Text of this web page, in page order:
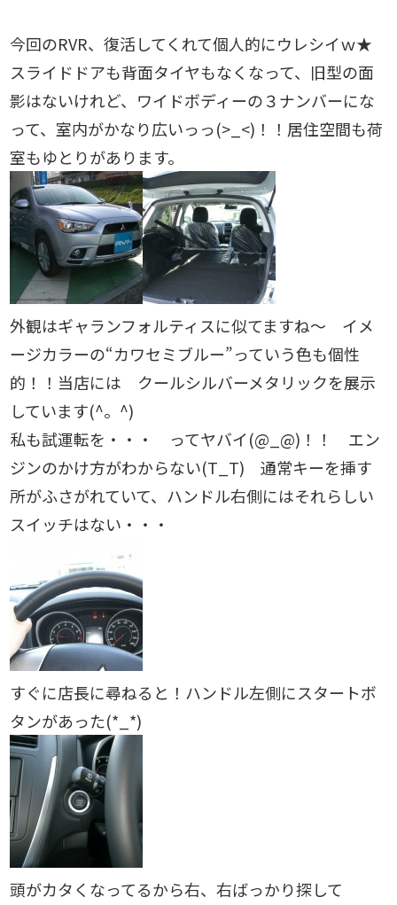
今回のRVR、復活してくれて個人的にウレシイｗ★
スライドドアも背面タイヤもなくなって、旧型の面
影はないけれど、ワイドボディーの３ナンバーにな
って、室内がかなり広いっっ(>_<)！！居住空間も荷
室もゆとりがあります。
外観はギャランフォルティスに似てますね～ イメ
ージカラーの“カワセミブルー”っていう色も個性
的！！当店には クールシルバーメタリックを展示
しています(^。^)
私も試運転を・・・ ってヤバイ(@_@)！！ エン
ジンのかけ方がわからない(T_T) 通常キーを挿す
所がふさがれていて、ハンドル右側にはそれらしい
スイッチはない・・・
すぐに店長に尋ねると！ハンドル左側にスタートボ
タンがあった(*_*)
頭がカタくなってるから右、右ばっかり探して